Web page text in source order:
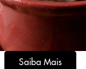
Saiba Mais